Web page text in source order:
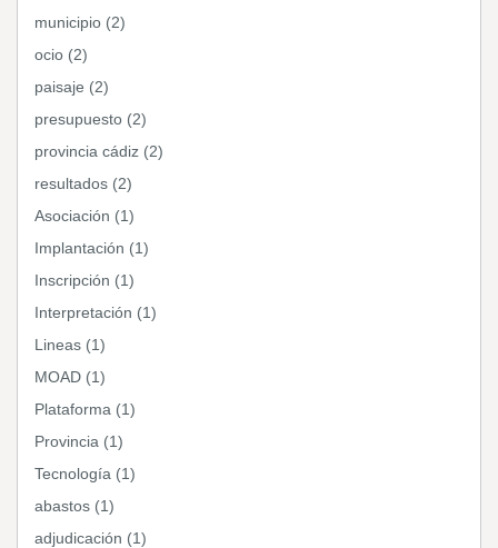
municipio (2)
ocio (2)
paisaje (2)
presupuesto (2)
provincia cádiz (2)
resultados (2)
Asociación (1)
Implantación (1)
Inscripción (1)
Interpretación (1)
Lineas (1)
MOAD (1)
Plataforma (1)
Provincia (1)
Tecnología (1)
abastos (1)
adjudicación (1)